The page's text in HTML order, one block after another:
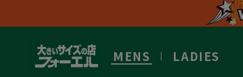
MENS LADIES